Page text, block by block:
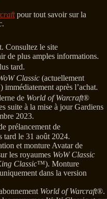
pour tout savoir sur la
.
Consultez le site
de plus amples informations.
tard.
Classic (actuellement
après l’achat.
de World of Warcraft®
suite à la mise à jour Gardiens
2023.
prélancement de
tard le 31 août 2024.
et monture Avatar de
les royaumes WoW Classic
Classic™). Monture
dans la version
World of Warcraft®.